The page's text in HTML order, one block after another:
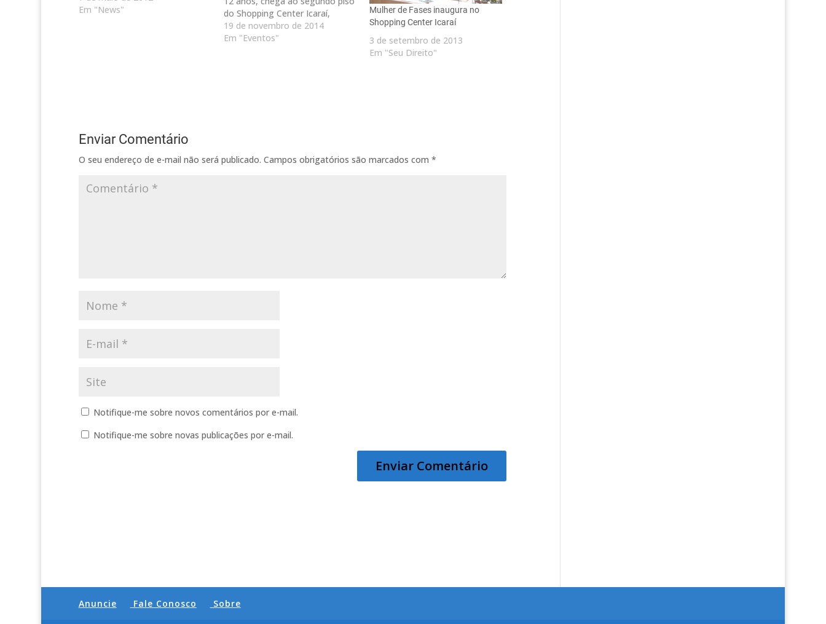
Em "News"
do Shopping Center Icaraí,
repleta de looks alegres,
coloridos e que vão deixar as
19 de novembro de 2014
Em "Eventos"
Mulher de Fases inaugura no
Shopping Center Icaraí
3 de setembro de 2013
Em "Seu Direito"
Enviar Comentário
O seu endereço de e-mail não será publicado. Campos obrigatórios são marcados com *
Notifique-me sobre novos comentários por e-mail.
Notifique-me sobre novas publicações por e-mail.
Anuncie Fale Conosco Sobre